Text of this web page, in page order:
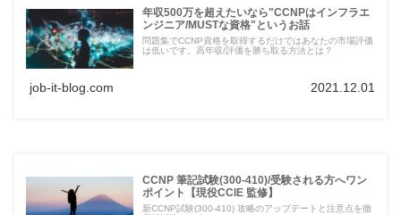
年収500万を超えたいなら"CCNPはインフラエ
ンジニア/MUSTな資格"というお話
問題集でCCNP資格を取得するだけではあなたの市場評価
は低いです。高年収/評価を勝ち取る方法とは？
job-it-blog.com 2021.12.01
CCNP 筆記試験(300-410)/受験される方へワン
ポイント【現役CCIE 監修】
新CCNP試験(300-410) 攻略のアップデートと注意点を徹